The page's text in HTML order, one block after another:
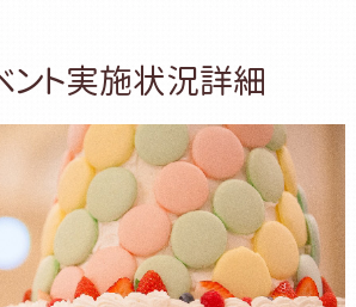
ント実施状況詳細